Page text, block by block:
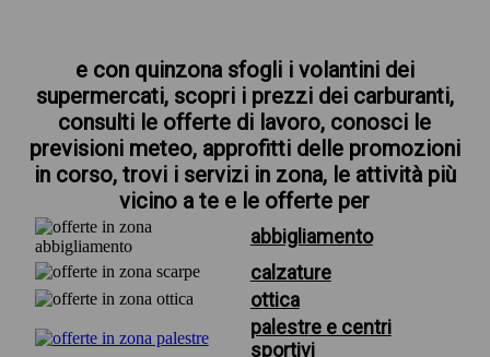
e con quinzona sfogli i volantini dei
supermercati, scopri i prezzi dei carburanti,
consulti le offerte di lavoro, conosci le
previsioni meteo, approfitti delle promozioni
in corso, trovi i servizi in zona, le attività più
vicino a te e le offerte per
abbigliamento
calzature
ottica
palestre e centri
sportivi